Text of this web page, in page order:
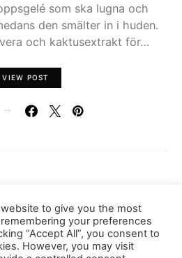
som ska lugna och
den smälter in i huden.
och kaktusextrakt för…
VIEW POST
to give you the most
your preferences
“Accept All”, you consent to
However, you may visit